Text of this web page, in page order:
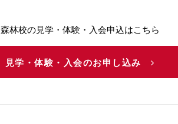
森林校の見学・体験・入会申込はこちら
見学・体験・入会のお申し込み